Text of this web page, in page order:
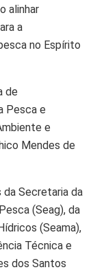
alinhar
a
no Espírito
de
Pesca e
e
Mendes de
Secretaria da
(Seag), da
(Seama),
Técnica e
dos Santos